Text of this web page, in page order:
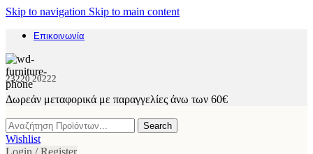
Skip to navigation Skip to main content
Επικοινωνία
23220 20222
Δωρεάν μεταφορικά με παραγγελίες άνω των 60€
Search
Wishlist
Login / Register